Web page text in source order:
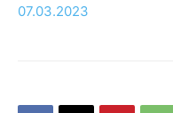
07.03.2023